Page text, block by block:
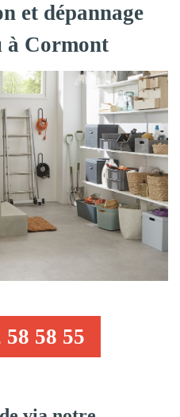
et dépannage
à Cormont
58 55